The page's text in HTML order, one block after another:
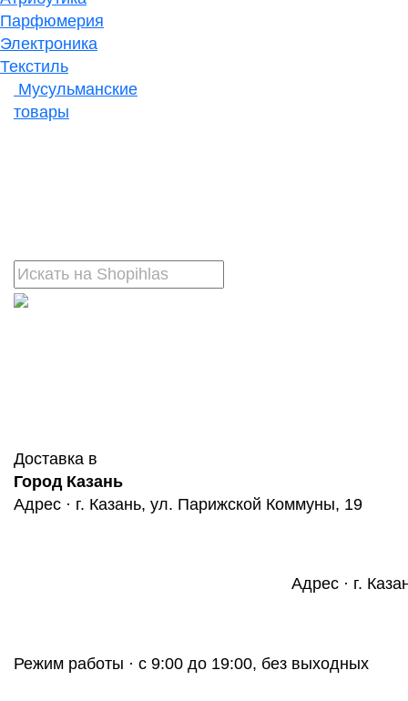
Парфюмерия
Электроника
Текстиль
Мусульманские
товары
Доставка в
Город Казань
Адрес · г. Казань, ул. Парижской Коммуны, 19
Адрес · г.
Режим работы · с 9:00 до 19:00, без выходных